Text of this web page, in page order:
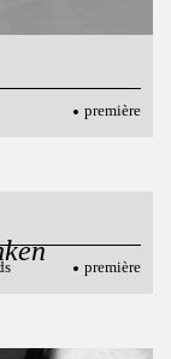
première
première